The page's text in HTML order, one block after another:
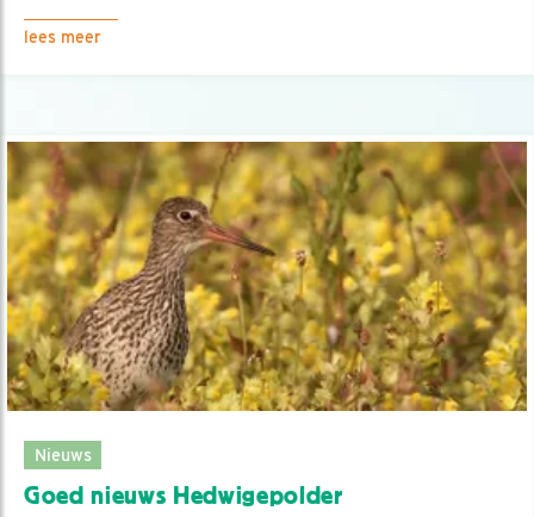
lees meer
Nieuws
Goed nieuws Hedwigepolder